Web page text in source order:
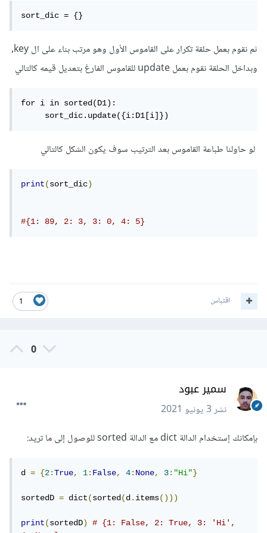
sort_dic = {}
ثم نقوم بعمل حلقة تكرار على القاموس الأول وهو مرتب بناء على ال key,
وبداخل الحلقة نقوم بعمل update للقاموس الفارغ بتعديل قيمه كالتالي
for i in sorted(D1):
     sort_dic.update({i:D1[i]})
لو حاولنا طباعة القاموس بعد الترتيب سوف يكون الشكل كالتالي
print(sort_dic)
#{1: 89, 2: 3, 3: 0, 4: 5}
1 اقتباس
0
سمير عبود
نشر3 يونيو 2021
بإمكانك إستخدام الدالة dict مع الدالة sorted للوصول إلى ما تريد:
d = {2:True, 1:False, 4:None, 3:"Hi"}
sortedD = dict(sorted(d.items()))
print(sortedD)
# {1: False, 2: True, 3: 'Hi',